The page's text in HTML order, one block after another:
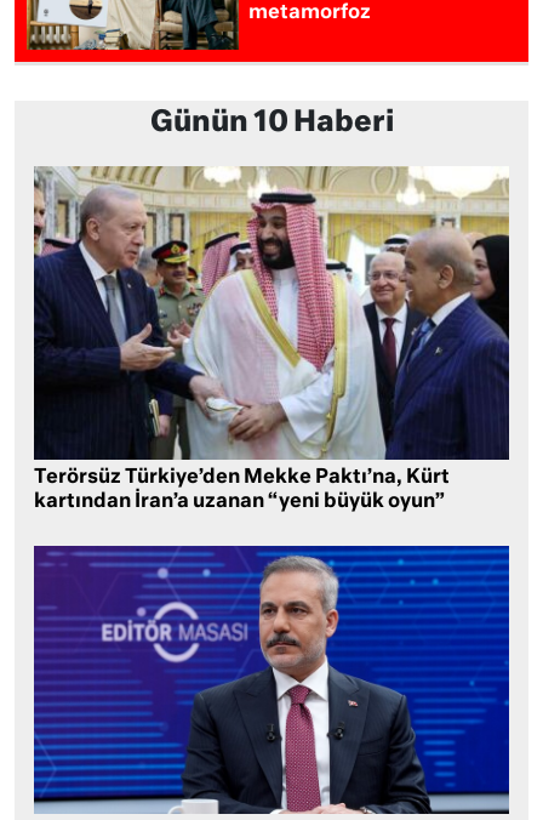
metamorfoz
Günün 10 Haberi
Terörsüz Türkiye’den Mekke Paktı’na, Kürt
kartından İran’a uzanan “yeni büyük oyun”